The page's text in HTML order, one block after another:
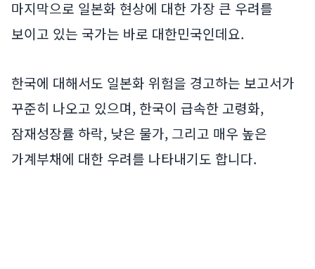
마지막으로 일본화 현상에 대한 가장 큰 우려를
보이고 있는 국가는 바로 대한민국인데요.
한국에 대해서도 일본화 위험을 경고하는 보고서가
꾸준히 나오고 있으며, 한국이 급속한 고령화,
잠재성장률 하락, 낮은 물가, 그리고 매우 높은
가계부채에 대한 우려를 나타내기도 합니다.